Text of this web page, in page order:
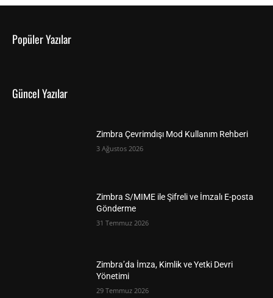
Popüler Yazılar
Güncel Yazılar
Zimbra Çevrimdışı Mod Kullanım Rehberi
3 Ağustos 2026
Zimbra S/MIME ile Şifreli ve İmzalı E-posta
Gönderme
31 Temmuz 2026
Zimbra’da İmza, Kimlik ve Yetki Devri
Yönetimi
29 Temmuz 2026